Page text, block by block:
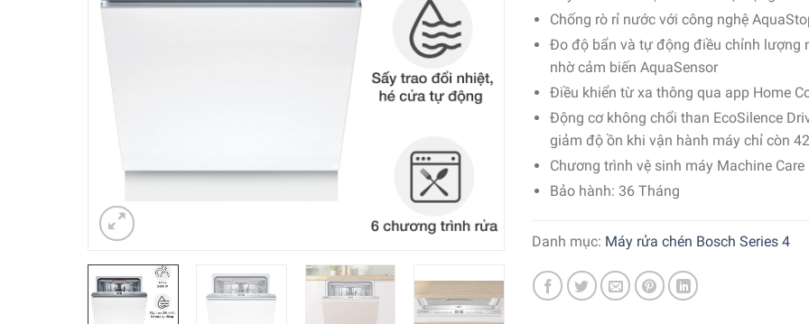
Chống rò rỉ nước với công nghệ
Đo độ bẩn và tự động điều chỉnh lượng
nhờ cảm biến AquaSensor
Điều khiển từ xa thông qua app Home
Động cơ không chổi than EcoSilence
giảm độ ồn khi vận hành máy chỉ còn
Chương trình vệ sinh máy Machine Care
Bảo hành: 36 Tháng
Danh mục: Máy rửa chén Bosch Series 4